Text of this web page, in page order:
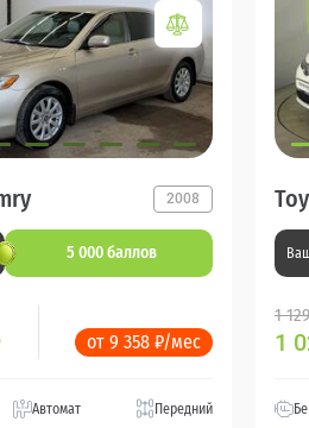
2008
5 000 баллов
от 9 358 ₽/мес
Автомат Передний
1
1